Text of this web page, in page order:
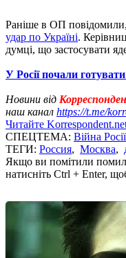
Раніше в ОП
удар по Україні.
думці, що застосувати
У Росії почали
Новини від
наш канал https://t.me/
Читайте
СПЕЦТЕМА: Війна
ТЕГИ: Россия, Москва,
Якщо ви помітили
натисніть Ctrl + Enter,